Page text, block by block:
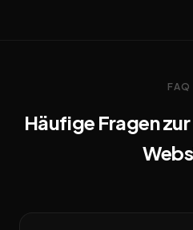
FAQ
Häufige Fragen